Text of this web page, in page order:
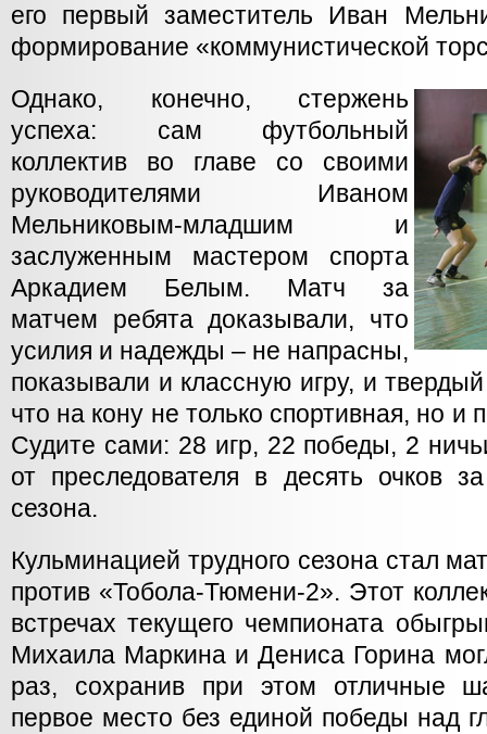
его первый заместитель Иван
формирование «коммунистической
Однако, конечно, стержень
успеха: сам футбольный
коллектив во главе со своими
руководителями Иваном
Мельниковым-младшим и
заслуженным мастером спорта
Аркадием Белым. Матч за
матчем ребята доказывали, что
усилия и надежды – не напрасны,
показывали и классную игру, и
что на кону не только спортивная, но и
Судите сами: 28 игр, 22 победы, 2
от преследователя в десять очков
сезона.
Кульминацией трудного сезона стал
против «Тобола-Тюмени-2». Этот
встречах текущего чемпионата
Михаила Маркина и Дениса Горина
раз, сохранив при этом отличные
первое место без единой победы над